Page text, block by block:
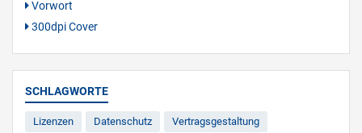
Vorwort
300dpi Cover
SCHLAGWORTE
Lizenzen Datenschutz Vertragsgestaltung